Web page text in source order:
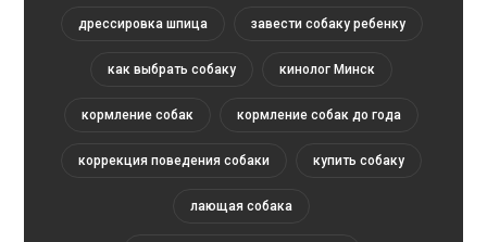
дрессировка шпица завести собаку ребенку
как выбрать собаку кинолог Минск
кормление собак кормление собак до года
коррекция поведения собаки купить собаку
лающая собака